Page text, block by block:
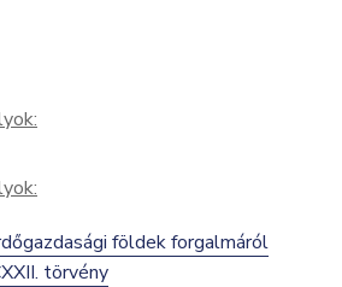
földek forgalmáról
törvény